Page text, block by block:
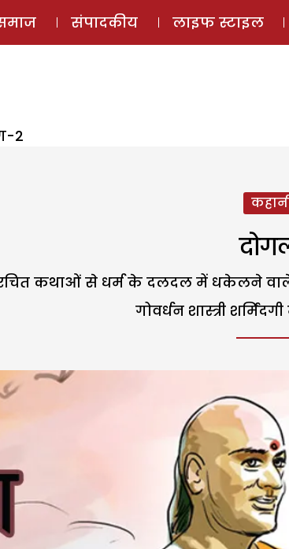
संपादकीय लाइफ स्टाइल
2
कथाओं से धर्म के दलदल में धकेलने वाले
गोवर्धन शास्त्री